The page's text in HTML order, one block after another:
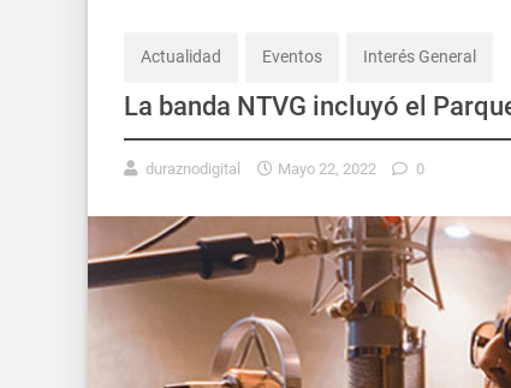
Actualidad Eventos Interés General
La banda NTVG incluyó el
duraznodigital Mayo 22, 2022 0